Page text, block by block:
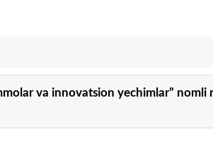
va innovatsion yechimlar”